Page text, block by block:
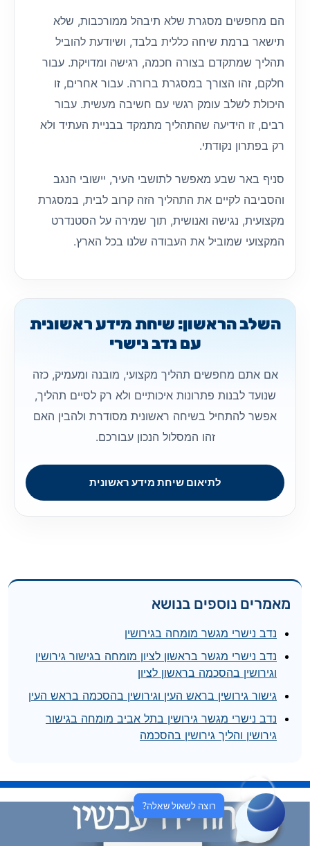
הם מחפשים מסגרת שלא תיבהל ממורכבות, שלא
תישאר ברמת שיחה כללית בלבד, ושיודעת להוביל
תהליך שמתקדם בצורה חכמה, רגישה ומדויקת. עבור
חלקם, זהו הצורך במסגרת ברורה. עבור אחרים, זו
היכולת לשלב עומק רגשי עם חשיבה מעשית. עבור
רבים, זו הידיעה שהתהליך מתמקד בבניית העתיד ולא
רק בפתרון נקודתי.
סניף באר שבע מאפשר לתושבי העיר, יישובי הנגב
והסביבה לקיים את התהליך הזה קרוב לבית, במסגרת
מקצועית, נגישה ואנושית, תוך שמירה על הסטנדרט
המקצועי שמוביל את העבודה שלנו בכל הארץ.
השלב הראשון: שיחת מידע ראשונית
עם נדב נישרי
אם אתם מחפשים תהליך מקצועי, מובנה ומעמיק, כזה
שנועד לבנות פתרונות איכותיים ולא רק לסיים תהליך,
אפשר להתחיל בשיחה ראשונית מסודרת ולהבין האם
זהו המסלול הנכון עבורכם.
לתיאום שיחת מידע ראשונית
מאמרים נוספים בנושא
נדב נישרי מגשר מומחה בגירושין
נדב נישרי מגשר בראשון לציון מומחה בגישור גירושין
וגירושין בהסכמה בראשון לציון
גישור גירושין בראש העין וגירושין בהסכמה בראש העין
נדב נישרי מגשר גירושין בתל אביב מומחה בגישור
גירושין והליך גירושין בהסכמה
רוצה לשאול שאלה?